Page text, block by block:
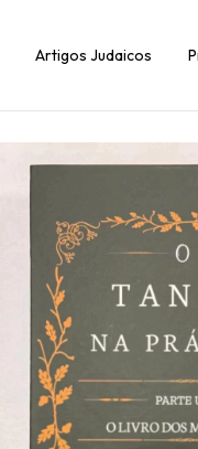
Artigos Judaicos